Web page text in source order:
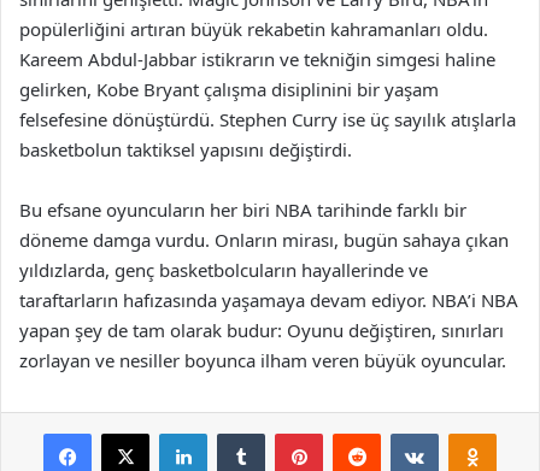
popülerliğini artıran büyük rekabetin kahramanları oldu.
Kareem Abdul-Jabbar istikrarın ve tekniğin simgesi haline
gelirken, Kobe Bryant çalışma disiplinini bir yaşam
felsefesine dönüştürdü. Stephen Curry ise üç sayılık atışlarla
basketbolun taktiksel yapısını değiştirdi.
Bu efsane oyuncuların her biri NBA tarihinde farklı bir
döneme damga vurdu. Onların mirası, bugün sahaya çıkan
yıldızlarda, genç basketbolcuların hayallerinde ve
taraftarların hafızasında yaşamaya devam ediyor. NBA’i NBA
yapan şey de tam olarak budur: Oyunu değiştiren, sınırları
zorlayan ve nesiller boyunca ilham veren büyük oyuncular.
Facebook
X LinkedInTumblr PinterestReddit VKontakte